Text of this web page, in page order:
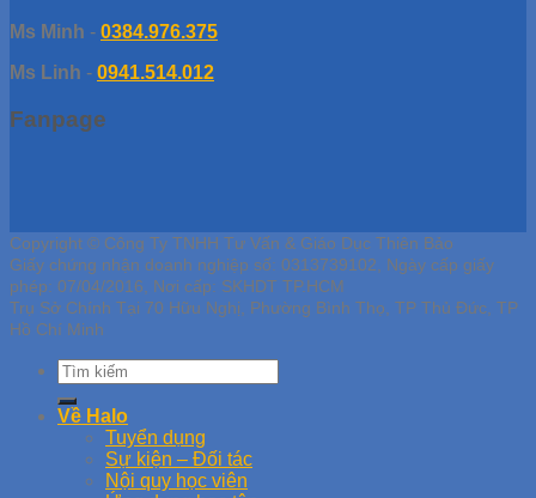
Ms Minh - 0384.976.375
Ms Linh - 0941.514.012
Fanpage
Copyright © Công Ty TNHH Tư Vấn & Giáo Dục Thiên Bảo
Giấy chứng nhận doanh nghiệp số: 0313739102, Ngày cấp giấy
phép: 07/04/2016, Nơi cấp: SKHDT TP.HCM
Trụ Sở Chính Tại 70 Hữu Nghị, Phường Bình Thọ, TP Thủ Đức, TP
Hồ Chí Minh
Về Halo
Tuyển dụng
Sự kiện – Đối tác
Nội quy học viên